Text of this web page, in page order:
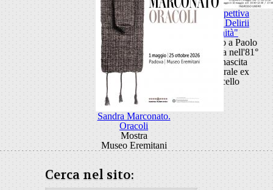
Retrospettiva
"Anni Delirii
Vanità"
Omaggio a Paolo
Capovilla nell'81°
della nascita
Cattedrale ex
Macello
Sandra Marconato.
Oracoli
Mostra
Museo Eremitani
Cerca nel sito: